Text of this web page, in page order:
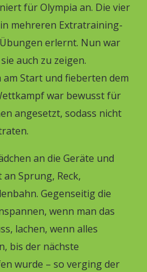
für Olympia an. Die vier
mehreren Extratraining-
erlernt. Nun war
auch zu zeigen.
Start und fieberten dem
war bewusst für
angesetzt, sodass nicht
an die Geräte und
Sprung, Reck,
Gegenseitig die
wenn man das
lachen, wenn alles
bis der nächste
wurde – so verging der